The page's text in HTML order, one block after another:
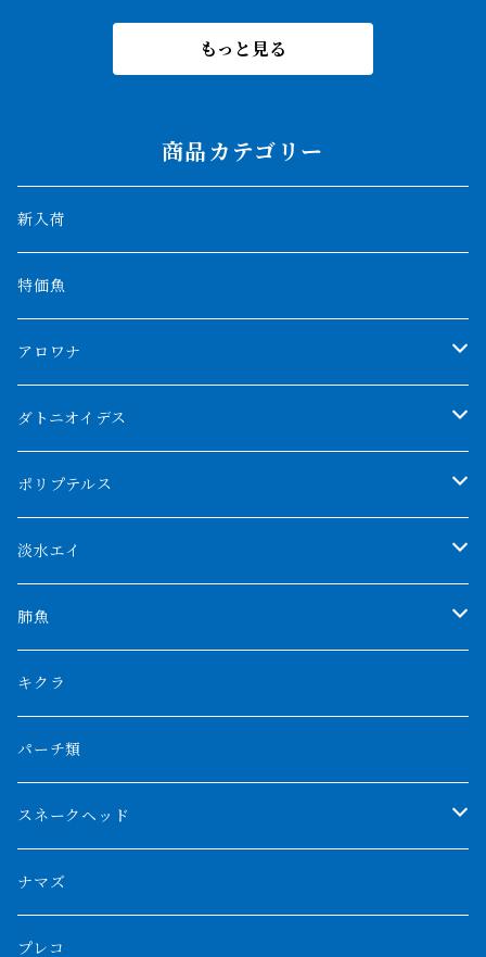
もっと見る
商品カテゴリー
新入荷
特価魚
アロワナ
クンパイ
アブソリュートレッド
AGUS スーパーレッドF4
特殊アロワナ
厳選 過背金龍
フルゴールデンクロスバック
ブルーベースクロスバック
BILLY-KENオリジナルブランド紅龍
チョッパーレッド
ブルレッド
その他アジアアロワナ
特殊個体
紅龍
シルバーアロワナ
ブラックアロワナ
ダトニオイデス
シャムタイガー
特殊ダトニオ
ダトニオプラスワン
リアルバンド
フォークバンド
フォーバータイガー
メニーバータイガー
ニューギニアダトニオ
ポリプテルス
モンスターポリプ
特殊ポリプ
プラチナ個体
ショート個体
ハイブリッドポリプ
エンドリケリー
ギニア
ナイジェリア
ナイルビチャー
ナポレオンビチャー
バロ川
ビキールビキール
トゥルカナ湖
タンガニーカビチャー
淡水エイ
シナガワダイヤ
ダイヤモンドポルカ
クロコダイル
その他淡水エイ
肺魚
ネオケラ
その他肺魚
キクラ
パーチ類
スネークヘッド
チャンナバルカ
大型スネークヘッド
ナマズ
プレコ